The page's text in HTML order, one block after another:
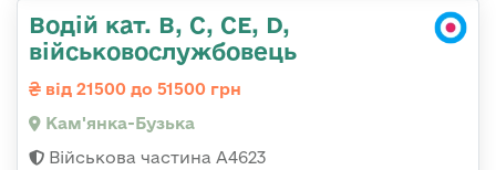
Водій кат. B, C, СЕ, D,
військовослужбовець
від 21500 до 51500 грн
Кам'янка-Бузька
Військова частина А4623